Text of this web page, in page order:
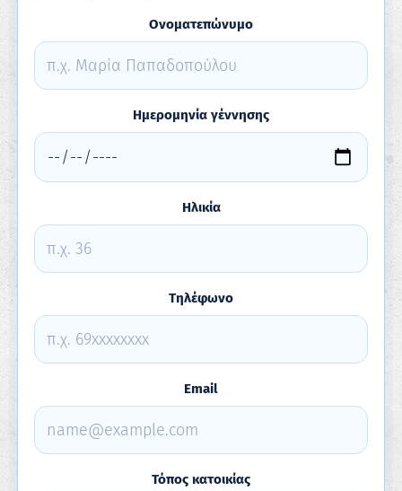
Ονοματεπώνυμο
Ημερομηνία γέννησης
Ηλικία
Τηλέφωνο
Email
Τόπος κατοικίας